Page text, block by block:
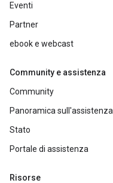
Eventi
Partner
ebook e webcast
Community e assistenza
Community
Panoramica sull'assistenza
Stato
Portale di assistenza
Risorse